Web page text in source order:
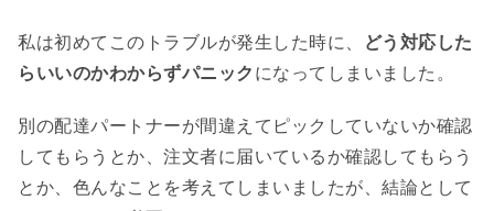
私は初めてこのトラブルが発生した時に、
どう対応した
らいいのかわからずパニックになってしまいました。
別の配達パートナーが間違えてピックしていないか確認
してもらうとか、注文者に届いているか確認してもらう
とか、色んなことを考えてしまいましたが、結論として